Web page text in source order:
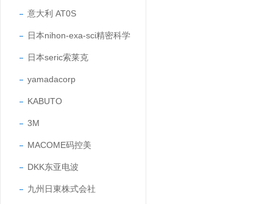
意大利 AT0S
日本nihon-exa-sci精密科学
日本seric索莱克
yamadacorp
KABUTO
3M
MACOME码控美
DKK东亚电波
九州日東株式会社